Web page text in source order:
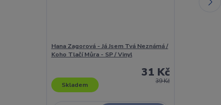
Hana Zagorová - Já Jsem Tvá Neznámá /
Koho Tlačí Můra - SP / Vinyl
39 Kč
31 Kč
Skladem